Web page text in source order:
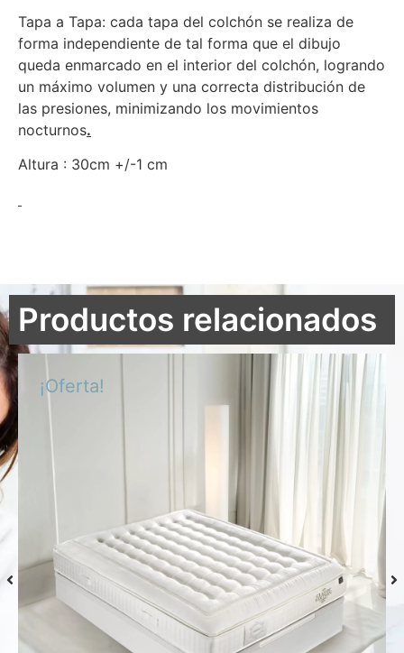
Tapa a Tapa: cada tapa del colchón se realiza de
forma independiente de tal forma que el dibujo
queda enmarcado en el interior del colchón, logrando
un máximo volumen y una correcta distribución de
las presiones, minimizando los movimientos
nocturnos.
Altura : 30cm +/-1 cm
Productos relacionados
¡Oferta!
Colchón S-Grafeno Hannes
Desde 769,00 €